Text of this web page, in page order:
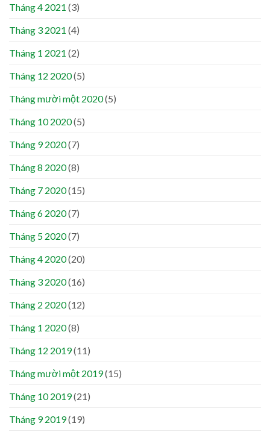
Tháng 4 2021 (3)
Tháng 3 2021 (4)
Tháng 1 2021 (2)
Tháng 12 2020(5)
Tháng mười một 2020(5)
Tháng 10 2020(5)
Tháng 9 2020(7)
Tháng 8 2020(8)
Tháng 7 2020(15)
Tháng 6 2020(7)
Tháng 5 2020(7)
Tháng 4 2020(20)
Tháng 3 2020(16)
Tháng 2 2020(12)
Tháng 1 2020(8)
Tháng 12 2019(11)
Tháng mười một 2019(15)
Tháng 10 2019(21)
Tháng 9 2019(19)